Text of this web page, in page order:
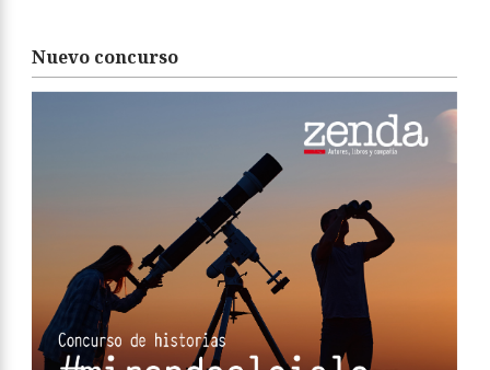
Nuevo concurso